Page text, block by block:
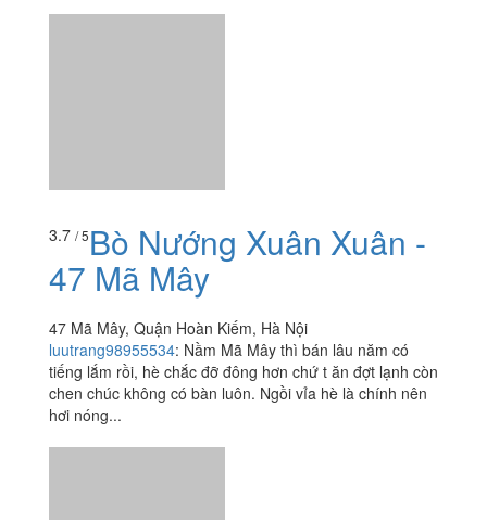
luutrang98955534:Nầm Mã Mây thì bán lâu năm có
chen chúc không có bàn luôn. Ngồi vỉa hè là chính nên
hơi nóng...
4.9/ 5Xuân Seafood - Hải
Sản Các Loại
37 Hàng Giầy, P. Hàng Mã, Quận Hoàn Kiếm, Hà Nội
noki1711:Thấy vắng nhưng đồ tươi nên mình ngồi ăn